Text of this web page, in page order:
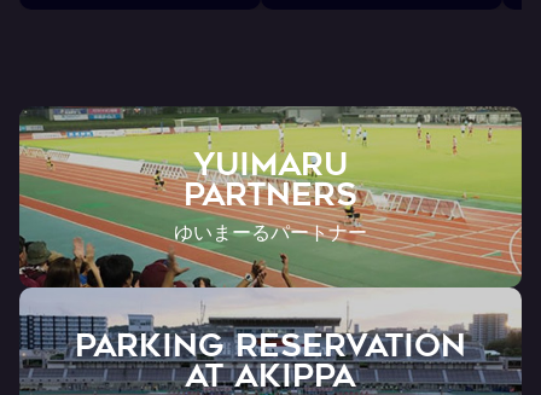
YUIMARU
Partners
ゆいまーるパートナー
PARKING RESERVATION
AT Akippa